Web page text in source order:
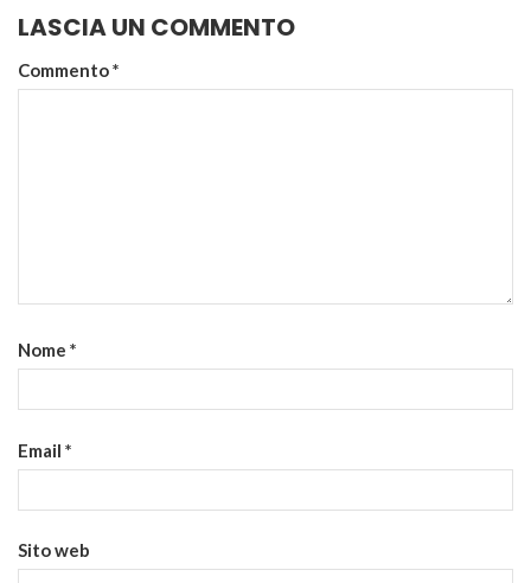
LASCIA UN COMMENTO
Commento*
Nome *
Email *
Sito web